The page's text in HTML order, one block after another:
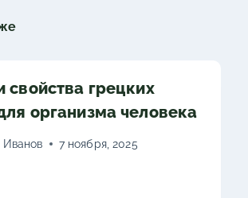
свойства грецких
организма человека
7 ноября, 2025